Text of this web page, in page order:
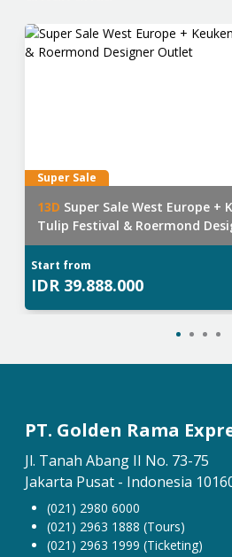
Super Sale
13D Super Sale West Europe +
Tulip Festival & Roermond
Start from
IDR 39.888.000
PT. Golden Rama
Jl. Tanah Abang II No. 73-75
Jakarta Pusat - Indonesia
(021) 2980 6000
(021) 2963 1888 (Tours)
(021) 2963 1999 (Ticketing)